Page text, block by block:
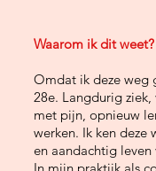
Waarom ik dit weet?
Omdat ik deze weg
28e. Langdurig ziek,
met pijn, opnieuw
werken. Ik ken deze
en aandachtig leven